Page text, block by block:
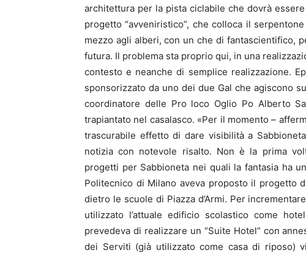
architettura per la pista ciclabile che dovrà
progetto “avveniristico”, che colloca il
mezzo agli alberi, con un che di fantascientifico,
futura. Il problema sta proprio qui, in una
contesto e neanche di semplice realizzazione.
sponsorizzato da uno dei due Gal che agiscono
coordinatore delle Pro loco Oglio Po Alberto
trapiantato nel casalasco. «Per il momento –
trascurabile effetto di dare visibilità a
notizia con notevole risalto. Non è la prima
progetti per Sabbioneta nei quali la fantasia ha
Politecnico di Milano aveva proposto il progetto
dietro le scuole di Piazza d’Armi. Per
utilizzato l’attuale edificio scolastico come
prevedeva di realizzare un “Suite Hotel” con
dei Serviti (già utilizzato come casa di riposo)